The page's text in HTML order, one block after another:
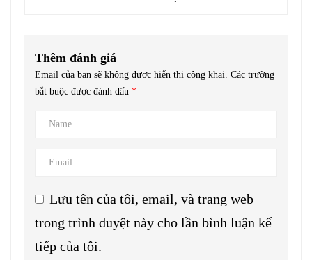
Thêm đánh giá
Email của bạn sẽ không được hiển thị công khai. Các trường
bắt buộc được đánh dấu *
Lưu tên của tôi, email, và trang web
trong trình duyệt này cho lần bình luận kế
tiếp của tôi.